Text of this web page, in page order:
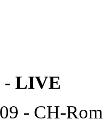
- LIVE
- CH-